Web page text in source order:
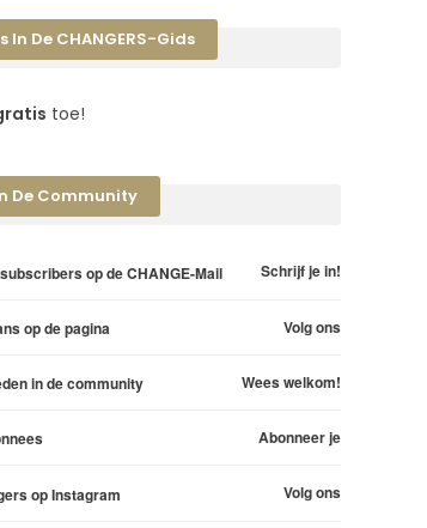
In De CHANGERS-Gids
toe!
De Community
subscribers op de CHANGE-Mail Schrijf je in!
op de pagina Volg ons
in de community Wees welkom!
Abonneer je
op Instagram Volg ons